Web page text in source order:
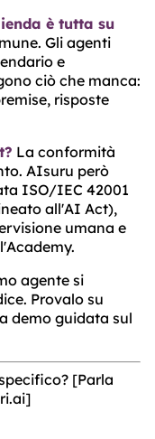
è tutta su
Gli agenti
e
ciò che manca:
risposte
La conformità
AIsuru però
ISO/IEC 42001
all'AI Act),
umana e
agente si
Provalo su
demo guidata sul
[Parla